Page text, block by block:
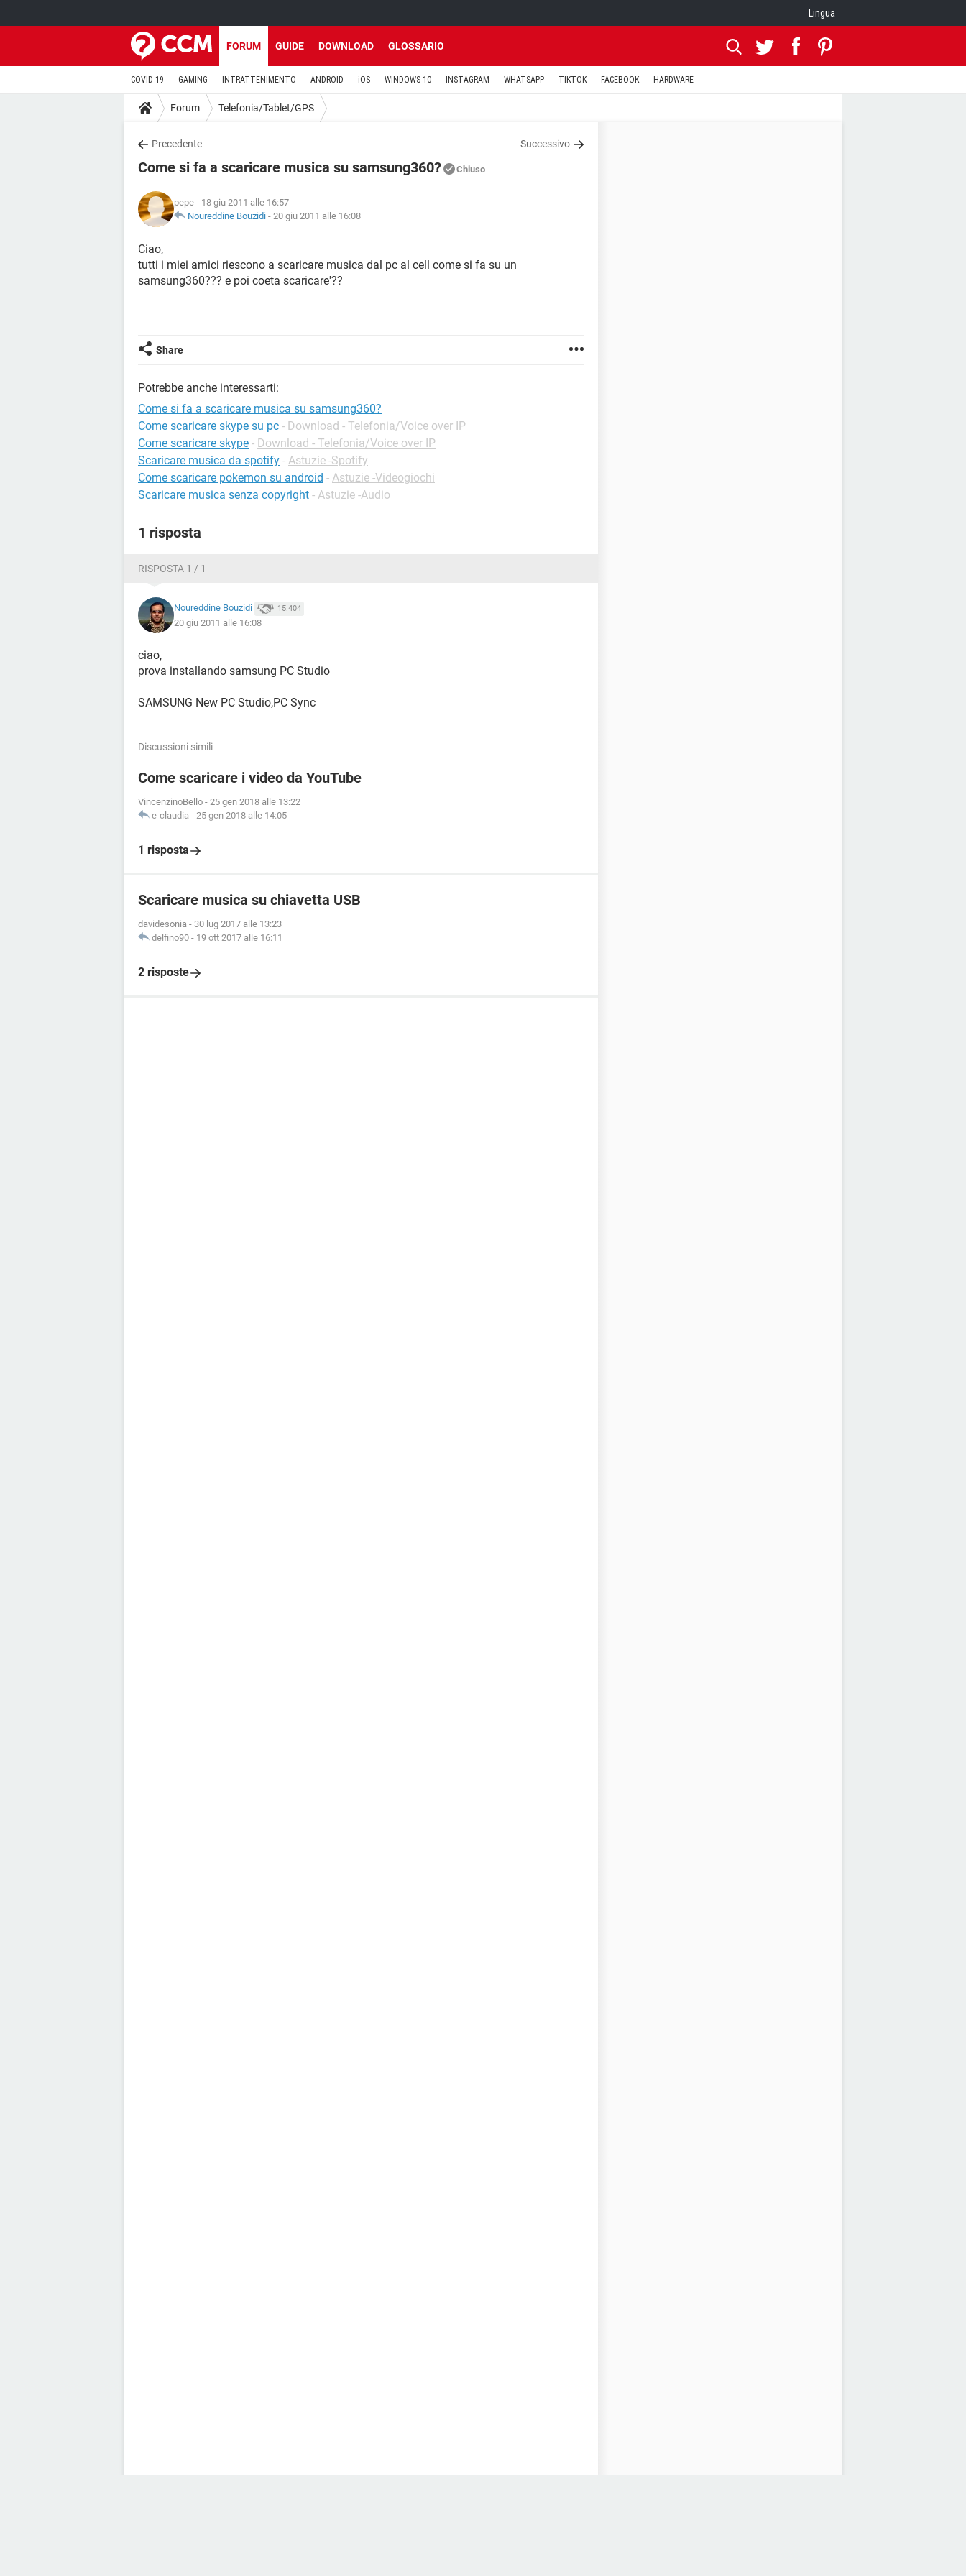
Lingua
FORUM GUIDE DOWNLOAD GLOSSARIO
COVID-19 GAMING INTRATTENIMENTO ANDROID iOS WINDOWS 10 INSTAGRAM WHATSAPP TIKTOK FACEBOOK HARDWARE
Forum Telefonia/Tablet/GPS
Precedente Successivo
Come si fa a scaricare musica su samsung360? Chiuso
pepe - 18 giu 2011 alle 16:57
Noureddine Bouzidi - 20 giu 2011 alle 16:08
Ciao,
tutti i miei amici riescono a scaricare musica dal pc al cell come si fa su un
samsung360??? e poi coeta scaricare'??
Share
Potrebbe anche interessarti:
Come si fa a scaricare musica su samsung360?
Come scaricare skype su pc - Download - Telefonia/Voice over IP
Come scaricare skype - Download - Telefonia/Voice over IP
Scaricare musica da spotify - Astuzie -Spotify
Come scaricare pokemon su android - Astuzie -Videogiochi
Scaricare musica senza copyright - Astuzie -Audio
1 risposta
RISPOSTA 1 / 1
Noureddine Bouzidi 15.404
20 giu 2011 alle 16:08
ciao,
prova installando samsung PC Studio
SAMSUNG New PC Studio,PC Sync
Discussioni simili
Come scaricare i video da YouTube
VincenzinoBello - 25 gen 2018 alle 13:22
e-claudia - 25 gen 2018 alle 14:05
1 risposta
Scaricare musica su chiavetta USB
davidesonia - 30 lug 2017 alle 13:23
delfino90 - 19 ott 2017 alle 16:11
2 risposte